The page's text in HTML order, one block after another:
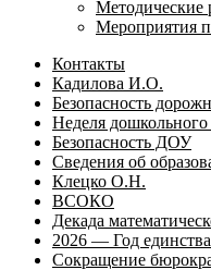
Методические
Мероприятия
Контакты
Кадилова И.О.
Безопасность
Неделя
Безопасность ДОУ
Сведения об
Клецко О.Н.
ВСОКО
Декада
2026 — Год
Сокращение